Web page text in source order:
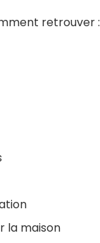
retrouver :
la maison